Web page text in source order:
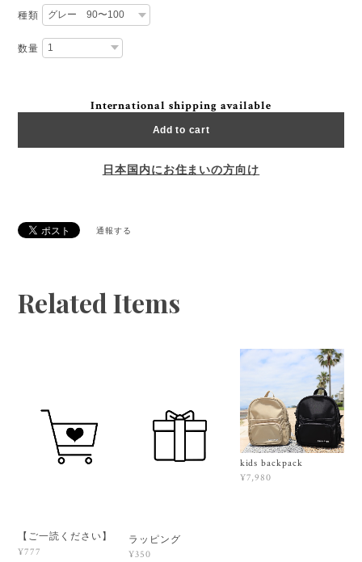
種類
数量
International shipping available
Add to cart
日本国内にお住まいの方向け
通報する
Related Items
【ご一読ください】
¥777
ラッピング
¥350
kids backpack
¥7,980